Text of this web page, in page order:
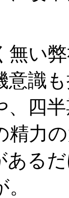
無い
意識
、四
精力
ある